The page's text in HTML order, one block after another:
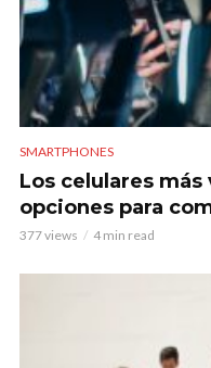
SMARTPHONES
Los celulares
opciones para
377 views 4 min read